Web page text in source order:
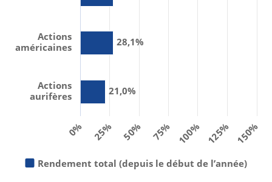
28,1%
21,0%
Rendement total (depuis le début de l’année)
Actions
américaines
Actions
aurifères
0% 25% 50% 75% 100% 125% 150%